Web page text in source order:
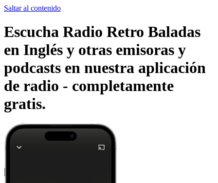
Saltar al contenido
Escucha Radio Retro Baladas
en Inglés y otras emisoras y
podcasts en nuestra aplicación
de radio - completamente
gratis.